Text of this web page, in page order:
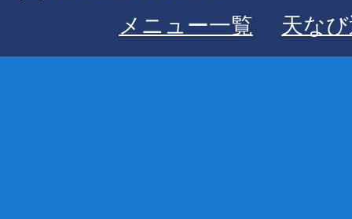
メニュー一覧
天な